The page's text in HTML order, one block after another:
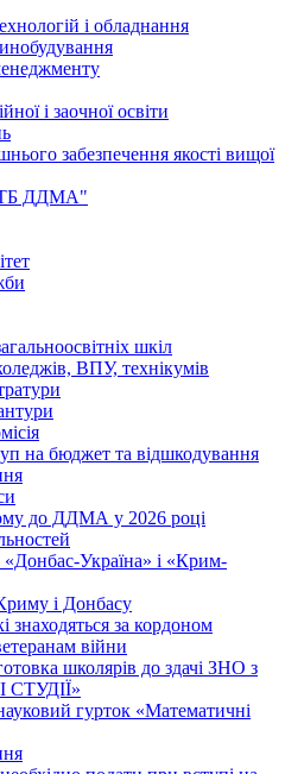
і обладнання
і заочної освіти
забезпечення якості вищої
ДДМА"
шкіл
ВПУ, технікумів
на бюджет та відшкодування
до ДДМА у 2026 році
«Донбас-Україна» і «Крим-
і Донбасу
знаходяться за кордоном
війни
школярів до здачі ЗНО з
СТУДІЇ»
гурток «Математичні